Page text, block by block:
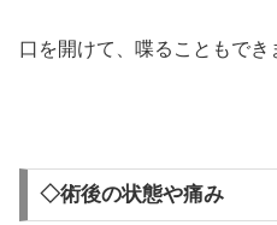
口を開けて、喋ることもでき
◇術後の状態や痛み